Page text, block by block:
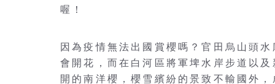
喔！
因為疫情無法出國賞櫻嗎？官田烏山頭
會開花，而在白河區將軍埤水岸步道以
開的南洋櫻，櫻雪繽紛的景致不輸國外